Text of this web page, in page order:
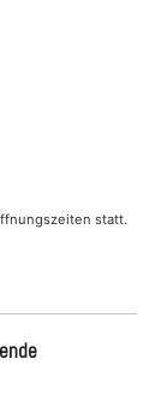
statt.